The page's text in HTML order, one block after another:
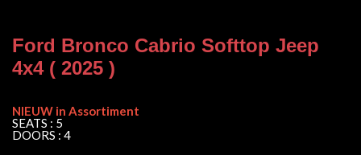
Ford Bronco Cabrio Softtop Jeep
4x4 ( 2025 )
NIEUW in Assortiment
SEATS : 5
DOORS : 4